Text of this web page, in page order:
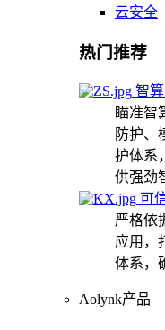
云安全
热门推荐
智
瞄准智
防护、
护体系
供强劲
可
严格依
应用，
体系，
Aolynk产品